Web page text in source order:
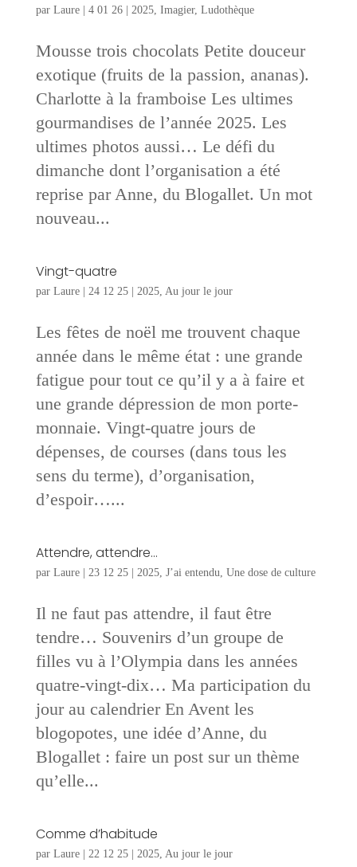
par Laure| 4 01 26| 2025, Imagier, Ludothèque
Mousse trois chocolats Petite douceur
exotique (fruits de la passion, ananas).
Charlotte à la framboise Les ultimes
gourmandises de l’année 2025. Les
ultimes photos aussi… Le défi du
dimanche dont l’organisation a été
reprise par Anne, du Blogallet. Un mot
nouveau...
Vingt-quatre
par Laure| 24 12 25| 2025, Au jour le jour
Les fêtes de noël me trouvent chaque
année dans le même état : une grande
fatigue pour tout ce qu’il y a à faire et
une grande dépression de mon porte-
monnaie. Vingt-quatre jours de
dépenses, de courses (dans tous les
sens du terme), d’organisation,
d’espoir…...
Attendre, attendre…
par Laure| 23 12 25| 2025, J’ai entendu, Une dose de culture
Il ne faut pas attendre, il faut être
tendre… Souvenirs d’un groupe de
filles vu à l’Olympia dans les années
quatre-vingt-dix… Ma participation du
jour au calendrier En Avent les
blogopotes, une idée d’Anne, du
Blogallet : faire un post sur un thème
qu’elle...
Comme d’habitude
par Laure| 22 12 25| 2025, Au jour le jour